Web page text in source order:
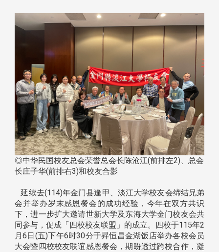
◎中华民国校友总会荣誉总会长陈沧江(前排左2)、总会
长庄子华(前排右3)和校友合影
延续去(114)年金门县逢甲、淡江大学校友会缔结兄弟
会并举办岁末感恩餐会的成功经验，今年在双方共识
下，进一步扩大邀请世新大学及东海大学金门校友会共
同参与，促成「四校校友联盟」的成立。四校于115年2
月6日(五)下午6时30分于昇恒昌金湖饭店举办各校会员
大会暨四校校友联谊感恩餐会，期盼透过跨校合作，凝